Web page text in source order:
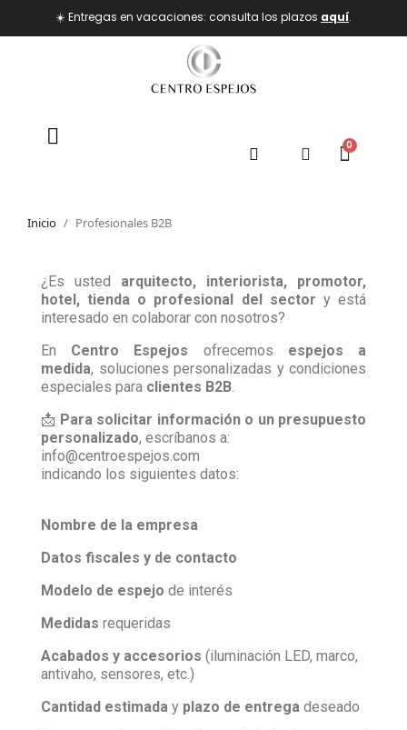
☀️ Entregas en vacaciones: consulta los plazos aquí.
Inicio Profesionales B2B
¿Es usted arquitecto, interiorista, promotor,
hotel, tienda o profesional del sector y está
interesado en colaborar con nosotros?
En Centro Espejos ofrecemos espejos a
medida, soluciones personalizadas y condiciones
especiales para clientes B2B.
📩 Para solicitar información o un presupuesto
personalizado, escríbanos a:
info@centroespejos.com
indicando los siguientes datos:
Nombre de la empresa
Datos fiscales y de contacto
Modelo de espejo de interés
Medidas requeridas
Acabados y accesorios (iluminación LED, marco,
antivaho, sensores, etc.)
Cantidad estimada y plazo de entrega deseado